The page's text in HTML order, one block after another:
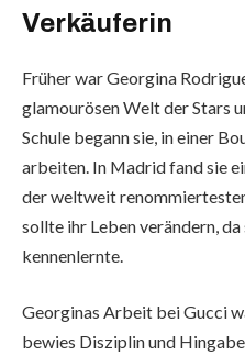
Verkäuferin
Früher war Georgina
glamourösen Welt der Stars
Schule begann sie, in einer
arbeiten. In Madrid fand sie
der weltweit
sollte ihr Leben verändern,
kennenlernte.
Georginas Arbeit bei Gucci
bewies Disziplin und